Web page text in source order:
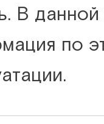
В данной
по